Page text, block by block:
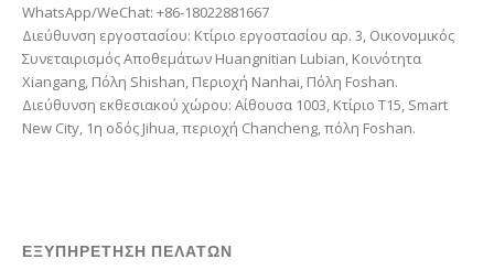
WhatsApp/WeChat: +86-18022881667
Διεύθυνση εργοστασίου: Κτίριο εργοστασίου αρ. 3, Οικονομικός
Συνεταιρισμός Αποθεμάτων Huangnitian Lubian, Κοινότητα
Xiangang, Πόλη Shishan, Περιοχή Nanhai, Πόλη Foshan.
Διεύθυνση εκθεσιακού χώρου: Αίθουσα 1003, Κτίριο T15, Smart
New City, 1η οδός Jihua, περιοχή Chancheng, πόλη Foshan.
ΕΞΥΠΗΡΈΤΗΣΗ ΠΕΛΑΤΏΝ
Catalan
Chinese (Taiwan)
Croatian
Czech